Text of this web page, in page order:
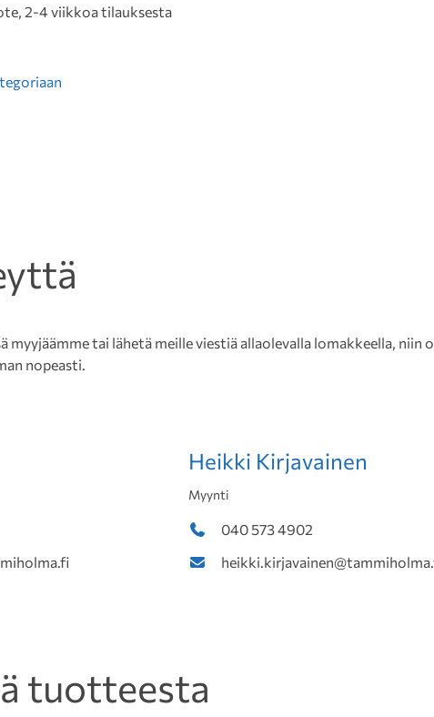
2-4 viikkoa tilauksesta
myyjäämme tai lähetä meille viestiä allaolevalla lomakkeella, niin
nopeasti.
Heikki Kirjavainen
Myynti
040 573 4902
tuotteesta